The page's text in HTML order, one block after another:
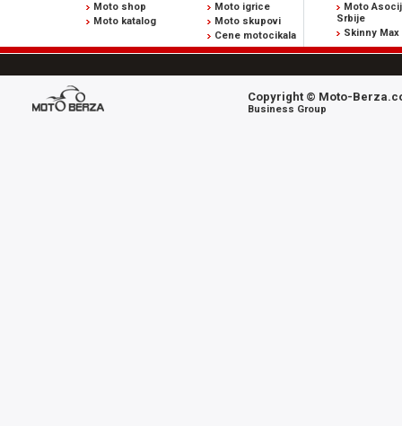
Moto shop
Moto katalog
Moto igrice
Moto skupovi
Cene motocikala
Moto
Srbije
Skinny Max
Copyright © Moto-
Business Group